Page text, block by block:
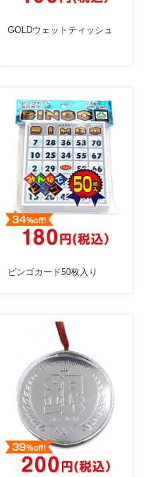
GOLDウェットティッシュ
ビンゴカード50枚入り